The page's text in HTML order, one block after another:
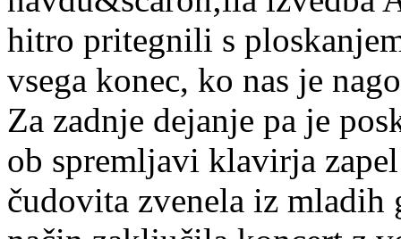
hitro pritegnili s
vsega konec, ko nas je
Za zadnje dejanje pa je
ob spremljavi klavirja zapel
čudovita zvenela iz